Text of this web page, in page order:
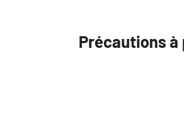
Précautions à